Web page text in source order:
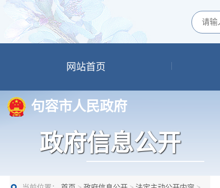
网站首页
句容市人民政府
政府信息公开